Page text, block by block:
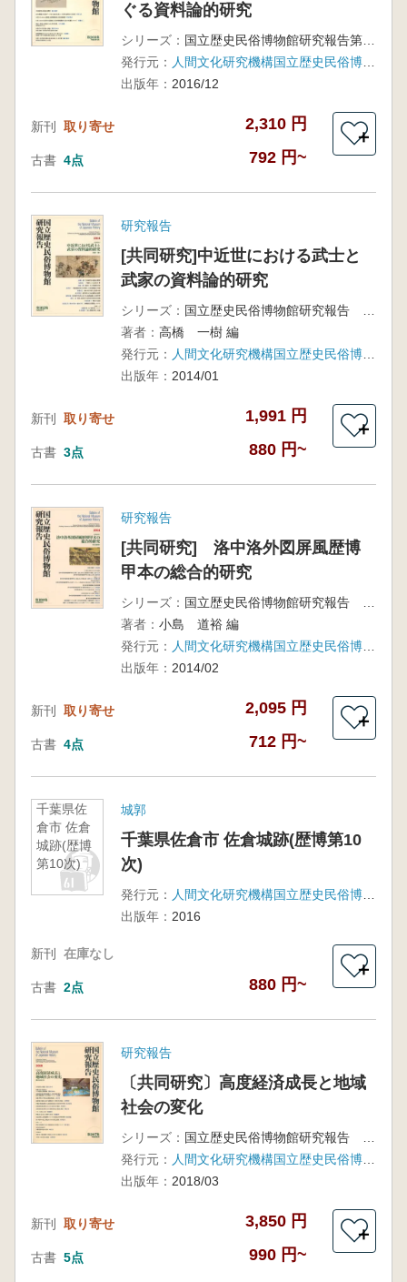
ぐる資料論的研究
シリーズ：
国立歴史民俗博物館研究報告第203集
発行元：
人間文化研究機構国立歴史民俗博物館
出版年： 2016/12
新刊 取り寄せ 2,310 円
古書 4点 792 円~
＋
研究報告
[共同研究]中近世における武士と
武家の資料論的研究
シリーズ：
著者： 高橋 一樹 編
発行元：
人間文化研究機構国立歴史民俗博物館
出版年： 2014/01
新刊 取り寄せ 1,991 円
古書 3点 880 円~
＋
研究報告
[共同研究] 洛中洛外図屏風歴博
甲本の総合的研究
シリーズ：
著者： 小島 道裕 編
発行元：
人間文化研究機構国立歴史民俗博物館
出版年： 2014/02
新刊 取り寄せ 2,095 円
古書 4点 712 円~
＋
千葉県佐
倉市 佐倉
城跡(歴博
第10次)
城郭
千葉県佐倉市 佐倉城跡(歴博第10
次)
発行元：
人間文化研究機構国立歴史民俗博物館
出版年： 2016
新刊 在庫なし
古書 2点 880 円~
＋
研究報告
〔共同研究〕高度経済成長と地域
社会の変化
シリーズ：
発行元：
人間文化研究機構国立歴史民俗博物館
出版年： 2018/03
新刊 取り寄せ 3,850 円
古書 5点 990 円~
＋